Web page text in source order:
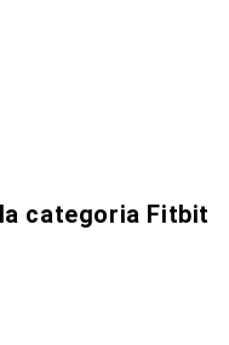
categoria Fitbit